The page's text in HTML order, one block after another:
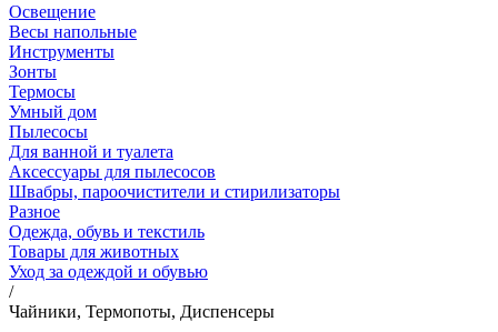
Освещение
Весы напольные
Инструменты
Зонты
Термосы
Умный дом
Пылесосы
Для ванной и туалета
Аксессуары для пылесосов
Швабры, пароочистители и стирилизаторы
Разное
Одежда, обувь и текстиль
Товары для животных
Уход за одеждой и обувью
/
Чайники, Термопоты, Диспенсеры